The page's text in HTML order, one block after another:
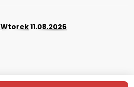
Wtorek11.08.2026